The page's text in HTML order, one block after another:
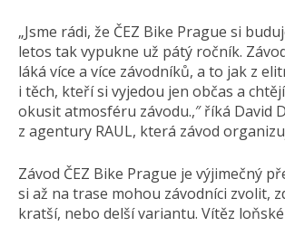
„Jsme rádi, že ČEZ Bike Prague si
letos tak vypukne už pátý ročník.
láká více a více závodníků, a to jak z
i těch, kteří si vyjedou jen občas a
okusit atmosféru závodu.,″ říká David
z agentury RAUL, která závod
Závod ČEZ Bike Prague je výjimečný
si až na trase mohou závodníci zvolit,
kratší, nebo delší variantu. Vítěz